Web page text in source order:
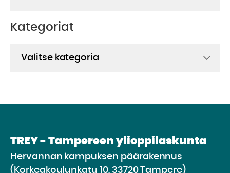
Kategoriat
TREY - Tampereen ylioppilaskunta
Hervannan kampuksen päärakennus
(Korkeakoulunkatu 10, 33720 Tampere)